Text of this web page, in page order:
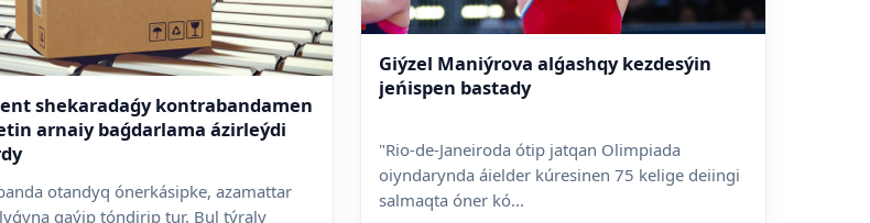
shekaradaǵy kontrabandamen
arnaiy baǵdarlama ázirleýdi
otandyq ónerkásipke, azamattar
qaýip tóndirip tur. Bul týraly
Giýzel Maniýrova alǵashqy kezdesýin
jeńispen bastady
"Rio-de-Janeiroda ótip jatqan Olimpiada
oiyndarynda áielder kúresinen 75 kelige deiingi
salmaqta óner kó...